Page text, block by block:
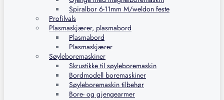
Spiralbor 6-11mm M/weldon feste
Profilvals
Plasmaskjærer, plasmabord
Plasmabord
Plasmaskjærer
Søyleboremaskiner
Skrustikke til søyleboremaskin
Bordmodell boremaskiner
Søyleboremaskin tilbehør
Bore- og gjengearmer